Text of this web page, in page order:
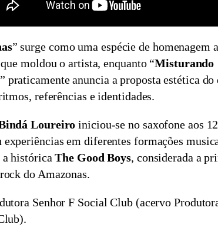
” surge como uma espécie de homenagem
moldou o artista, enquanto “Misturando
” praticamente anuncia a proposta estética do
referências e identidades.
Loureiro iniciou-se no saxofone aos
experiências em diferentes formações
a históricaThe Good Boys, considerada a
do Amazonas.
Senhor F Social Club (acervo